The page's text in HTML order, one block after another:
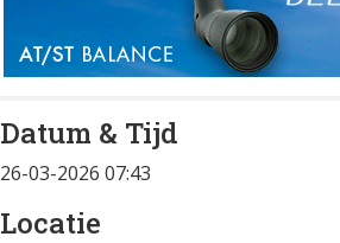
Datum & Tijd
26-03-2026 07:43
Locatie